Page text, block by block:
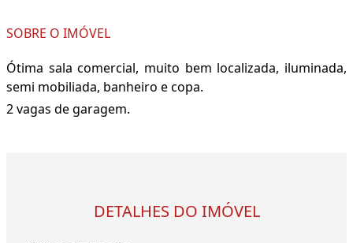
SOBRE O IMÓVEL
Ótima sala comercial, muito bem localizada, iluminada,
semi mobiliada, banheiro e copa.
2 vagas de garagem.
DETALHES DO IMÓVEL